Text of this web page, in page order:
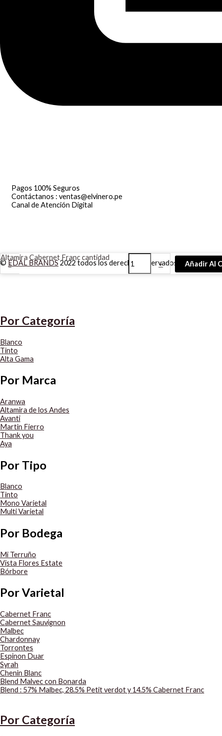
Pagos 100% Seguros
Contáctanos : ventas@elvinero.pe
Canal de Atención Digital
©EDAL BRANDS2022 todos los derechos reservados | Diseñado
-
Altamira Cabernet Franc cantidad
+ Añadir Al
Por Categoría
Blanco
Tinto
Alta Gama
Por Marca
Aranwa
Altamira de los Andes
Avanti
Martin Fierro
Thank you
Aya
Por Tipo
Blanco
Tinto
Mono Varietal
Multi Varietal
Por Bodega
Mi Terruño
Vista Flores Estate
Bórbore
Por Varietal
Cabernet Franc
Cabernet Sauvignon
Malbec
Chardonnay
Torrontes
Espinon Duar
Syrah
Chenin Blanc
Blend Malvec con Bonarda
Blend : 57% Malbec, 28.5% Petit verdot y 14.5% Cabernet Franc
Por Categoría